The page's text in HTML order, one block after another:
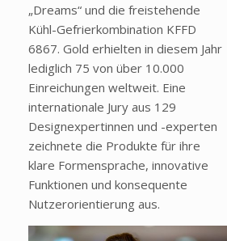
„Dreams“ und die freistehende
Kühl-Gefrierkombination KFFD
6867. Gold erhielten in diesem Jahr
lediglich 75 von über 10.000
Einreichungen weltweit. Eine
internationale Jury aus 129
Designexpertinnen und -experten
zeichnete die Produkte für ihre
klare Formensprache, innovative
Funktionen und konsequente
Nutzerorientierung aus.